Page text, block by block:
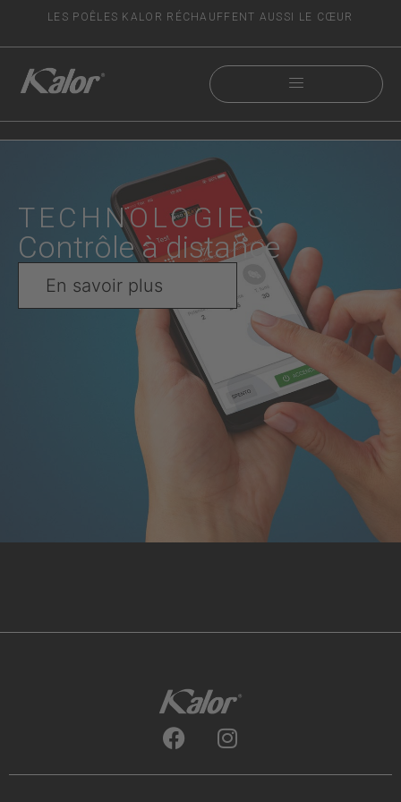
LES POÊLES KALOR RÉCHAUFFENT AUSSI LE CŒUR
TECHNOLOGIES
Contrôle à distance
En savoir plus